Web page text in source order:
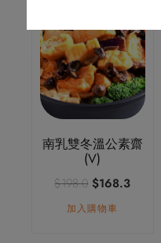
南乳雙冬溫公素齋
(V)
$198.0 原
始
$168.3目
加入購物車